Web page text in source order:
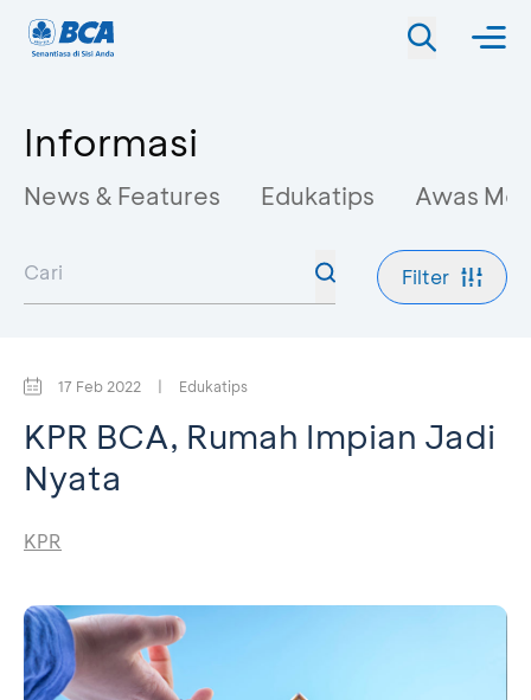
Informasi
News & Features Edukatips Awas
Filter
17 Feb 2022 | Edukatips
KPR BCA, Rumah Impian Jadi
Nyata
KPR